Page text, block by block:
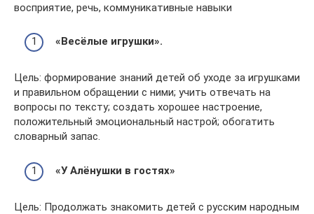
восприятие, речь, коммуникативные навыки
«Весёлые игрушки».
Цель: формирование знаний детей об уходе за игрушками
и правильном обращении с ними; учить отвечать на
вопросы по тексту; создать хорошее настроение,
положительный эмоциональный настрой; обогатить
словарный запас.
«У Алёнушки в гостях»
Цель: Продолжать знакомить детей с русским народным